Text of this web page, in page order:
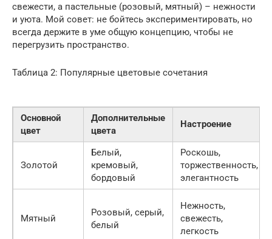
свежести, а пастельные (розовый, мятный) – нежности
и уюта. Мой совет: не бойтесь экспериментировать, но
всегда держите в уме общую концепцию, чтобы не
перегрузить пространство.
Таблица 2: Популярные цветовые сочетания
Основной
цвет
Дополнительные
цвета
Настроение
Золотой
Белый,
кремовый,
бордовый
Роскошь,
торжественность,
элегантность
Мятный
Розовый, серый,
белый
Нежность,
свежесть,
легкость